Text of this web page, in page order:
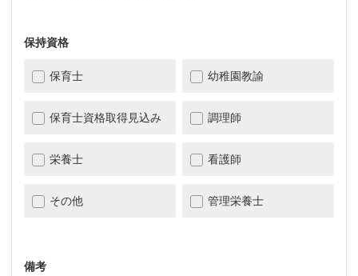
保持資格
保育士 幼稚園教諭
保育士資格取得見込み 調理師
栄養士 看護師
その他 管理栄養士
備考